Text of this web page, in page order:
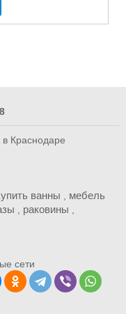
в Краснодаре
ванны
мебель
раковины
сети